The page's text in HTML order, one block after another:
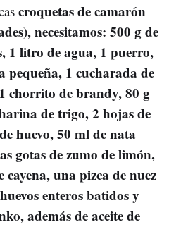
croquetas de camarón
necesitamos: 500 g de
1 litro de agua, 1 puerro,
pequeña, 1 cucharada de
chorrito de brandy, 80 g
de trigo, 2 hojas de
huevo, 50 ml de nata
gotas de zumo de limón,
una pizca de nuez
enteros batidos y
además de aceite de